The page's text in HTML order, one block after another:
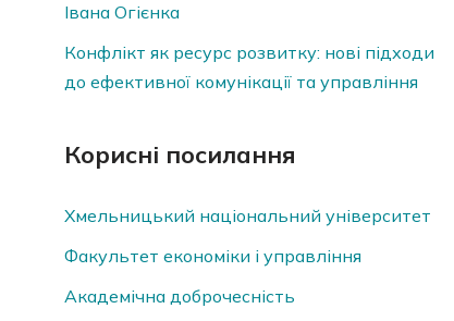
Івана Огієнка
Конфлікт як ресурс розвитку: нові підходи
до ефективної комунікації та управління
Корисні посилання
Хмельницький національний університет
Факультет економіки і управління
Академічна доброчесність